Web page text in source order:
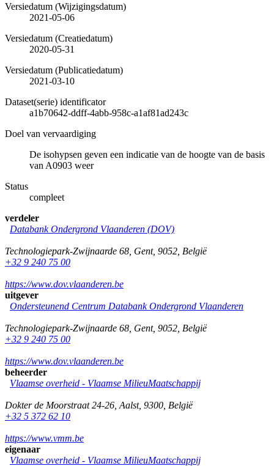
Versiedatum (Wijzigingsdatum)
2021-05-06
Versiedatum (Creatiedatum)
2020-05-31
Versiedatum (Publicatiedatum)
2021-03-10
Dataset(serie) identificator
a1b70642-ddff-4abb-958c-a1af81ad243c
Doel van vervaardiging
De isohypsen geven een indicatie van de hoogte van de basis
van A0903 weer
Status
compleet
verdeler
Databank Ondergrond Vlaanderen (DOV)
Technologiepark-Zwijnaarde 68 Gent, 9052 België
+32 9 240 75 00
https://www.dov.vlaanderen.be
uitgever
Ondersteunend Centrum Databank Ondergrond Vlaanderen
Technologiepark-Zwijnaarde 68 Gent, 9052 België
+32 9 240 75 00
https://www.dov.vlaanderen.be
beheerder
Vlaamse overheid - Vlaamse MilieuMaatschappij
Dokter de Moorstraat 24-26 Aalst, 9300 België
+32 5 372 62 10
https://www.vmm.be
eigenaar
Vlaamse overheid - Vlaamse MilieuMaatschappij